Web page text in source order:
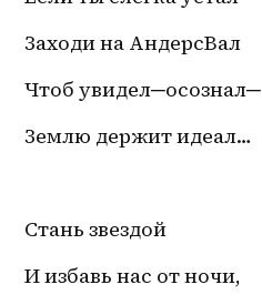
Заходи на АндерсВал
Чтоб увидел─осознал─
Землю держит идеал…
Стань звездой
И избавь нас от ночи,